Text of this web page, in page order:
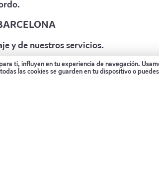
y de nuestros servicios.
ti, influyen en tu experiencia de navegación.
las cookies se guarden en tu dispositivo o